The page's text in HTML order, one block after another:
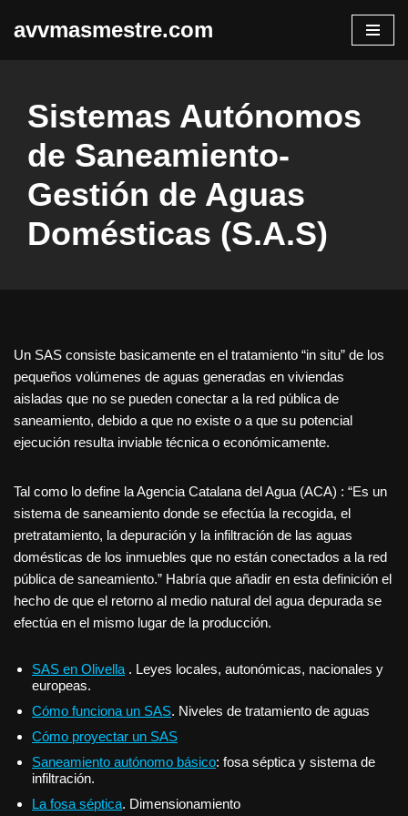
avvmasmestre.com
Sistemas Autónomos
de Saneamiento-
Gestión de Aguas
Domésticas (S.A.S)
Un SAS consiste basicamente en el tratamiento “in situ” de los
pequeños volúmenes de aguas generadas en viviendas
aisladas que no se pueden conectar a la red pública de
saneamiento, debido a que no existe o a que su potencial
ejecución resulta inviable técnica o económicamente.
Tal como lo define la Agencia Catalana del Agua (ACA) : “Es un
sistema de saneamiento donde se efectúa la recogida, el
pretratamiento, la depuración y la infiltración de las aguas
domésticas de los inmuebles que no están conectados a la red
pública de saneamiento.” Habría que añadir en esta definición el
hecho de que el retorno al medio natural del agua depurada se
efectúa en el mismo lugar de la producción.
SAS en Olivella . Leyes locales, autonómicas, nacionales y
europeas.
Cómo funciona un SAS. Niveles de tratamiento de aguas
Cómo proyectar un SAS
Saneamiento autónomo básico: fosa séptica y sistema de
infiltración.
La fosa séptica. Dimensionamiento